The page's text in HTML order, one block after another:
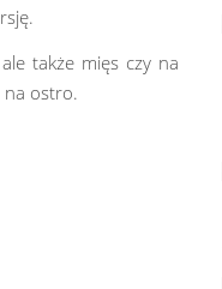
także mięs czy na
na ostro.